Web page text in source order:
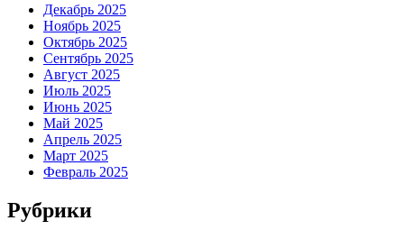
Декабрь 2025
Ноябрь 2025
Октябрь 2025
Сентябрь 2025
Август 2025
Июль 2025
Июнь 2025
Май 2025
Апрель 2025
Март 2025
Февраль 2025
Рубрики